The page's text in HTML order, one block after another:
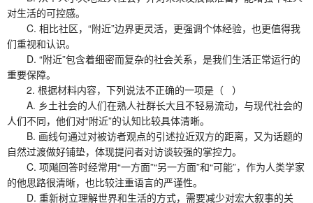
对生活的可控感。
C. 相比社区，“附近”边界更灵活，更强调个体经验，也更值得我
们重视和认识。
D. “附近”包含着细密而复杂的社会关系，是我们生活正常运行的
重要保障。
2. 根据材料内容，下列说法不正确的一项是（ ）
A. 乡土社会的人们在熟人社群长大且不轻易流动，与现代社会的
人们不同，他们对“附近”的认知比较具体清晰。
B. 画线句通过对被访者观点的引述拉近双方的距离，又为话题的
自然过渡做好铺垫，体现提问者对访谈较强的掌控力。
C. 项飚回答时经常用“一方面”“另一方面”和“可能”，作为人类学家
的他思路很清晰，也比较注重语言的严谨性。
D. 重新树立理解世界和生活的方式，需要减少对宏大叙事的关